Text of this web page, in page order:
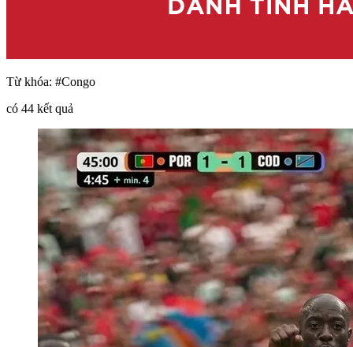
Từ khóa: #Congo
có 44 kết quả